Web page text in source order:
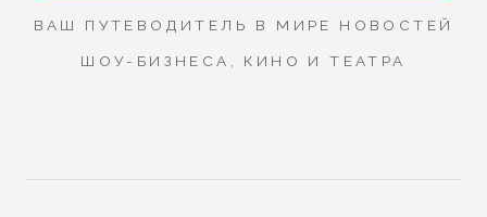
ВАШ ПУТЕВОДИТЕЛЬ В МИРЕ НОВОСТЕЙ
ШОУ-БИЗНЕСА, КИНО И ТЕАТРА